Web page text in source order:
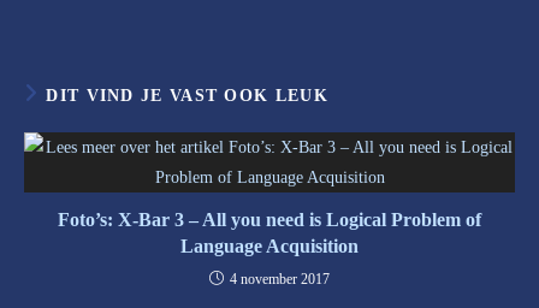
DIT VIND JE VAST OOK LEUK
Foto’s: X-Bar 3 – All you need is Logical Problem of
Language Acquisition
4 november 2017